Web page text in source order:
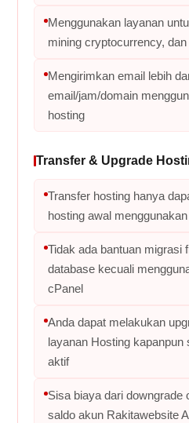
Menggunakan layanan
mining cryptocurrency,
Mengirimkan email lebih
email/jam/domain
hosting
Transfer & Upgrade
Transfer hosting hanya
hosting awal
Tidak ada bantuan migrasi
database kecuali
cPanel
Anda dapat melakukan
layanan Hosting
aktif
Sisa biaya dari downgrade
saldo akun Rakitawebsite